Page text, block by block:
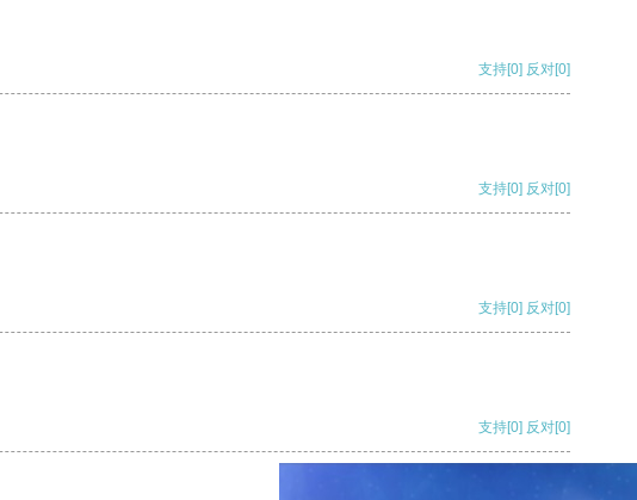
支持[0] 反对[0]
支持[0] 反对[0]
支持[0] 反对[0]
支持[0] 反对[0]